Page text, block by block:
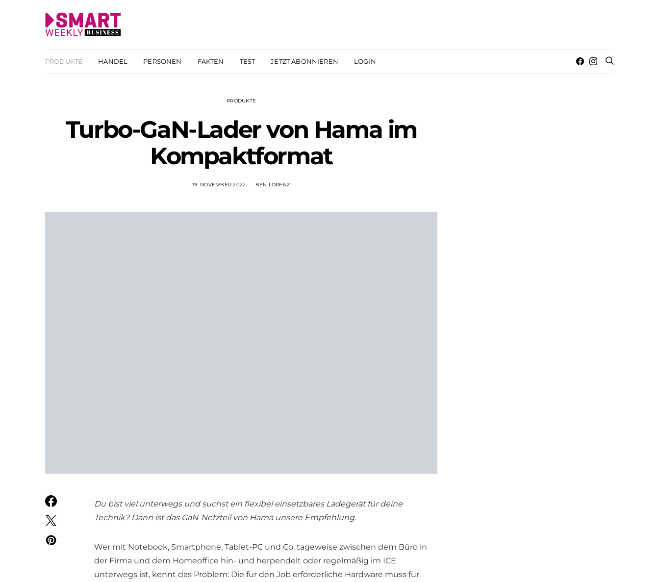
PRODUKTE HANDEL PERSONEN FAKTEN TEST JETZT ABONNIEREN LOGIN
PRODUKTE
Turbo-GaN-Lader von Hama im
Kompaktformat
19. NOVEMBER 2022 BEN LORENZ
Du bist viel unterwegs und suchst ein flexibel einsetzbares Ladegerät für deine
Technik? Dann ist das GaN-Netzteil von Hama unsere Empfehlung.
Wer mit Notebook, Smartphone, Tablet-PC und Co. tageweise zwischen dem Büro in
der Firma und dem Homeoffice hin- und herpendelt oder regelmäßig im ICE
unterwegs ist, kennt das Problem: Die für den Job erforderliche Hardware muss für